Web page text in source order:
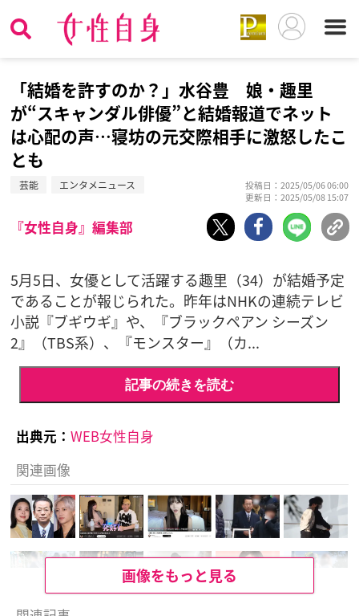
「結婚を許すのか？」水谷豊 娘・趣里
が“スキャンダル俳優”と結婚報道でネット
は心配の声…寝坊の元交際相手に激怒したこ
とも
芸能 エンタメニュース
投稿日：2025/05/06 06:00
更新日：2025/05/08 15:07
『女性自身』編集部
5月5日、女優として活躍する趣里（34）が結婚予定
であることが報じられた。昨年はNHKの連続テレビ
小説『ブギウギ』や、『ブラックペアン シーズン
2』（TBS系）、『モンスター』（カ...
記事の続きを読む
出典元： WEB女性自身
関連画像
画像をもっと見る